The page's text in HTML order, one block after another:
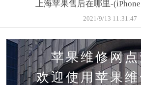
上海苹果售后在哪里-
2021/9/13 11:31:47
苹果维修网
欢迎使用苹果